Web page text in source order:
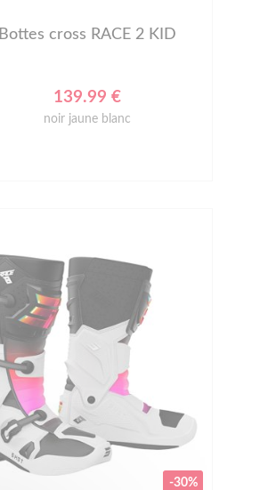
Bottes cross RACE 2 KID
139.99 €
noir jaune blanc
-30%